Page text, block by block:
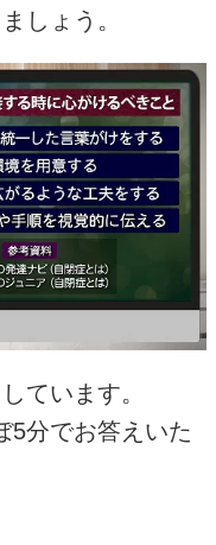
しょう。
ています。
5分でお答えいた